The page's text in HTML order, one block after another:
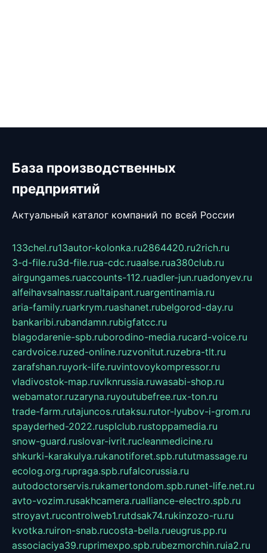
База производственных
предприятий
Актуальный каталог компаний по всей России
133chel.ru13autor-kolonka.ru2864420.ru2rich.ru
3-d-file.ru3d-file.rua-cdc.ruaalse.rua380club.ru
airgungames.ruaccounts-112.ruadler-jun.ruadonyev.ru
alfeihavsalnassr.rualtaipant.ruargentinamia.ru
aria-family.ruarkrym.ruashanet.rubelgorod-day.ru
bankaribi.rubandamn.rubigfatcc.ru
blagodarenie-spb.ruborodino-media.rucard-voice.ru
cardvoice.ruzed-online.ruzvonitut.ruzebra-tlt.ru
zarafshan.ruyork-life.ruvintovoykompressor.ru
vladivostok-map.ruvlknrussia.ruwasabi-shop.ru
webamator.ruzaryna.ruyoutubefree.rux-ton.ru
trade-farm.rutajuncos.rutaksu.rutor-lyubov-i-grom.ru
spayderhed-2022.rusplclub.rustoppamedia.ru
snow-guard.ruslovar-ivrit.rucleanmedicine.ru
shkurki-karakulya.rukanotiforet.spb.rututmassage.ru
ecolog.org.rupraga.spb.rufalcorussia.ru
autodoctorservis.rukamertondom.spb.runet-life.net.ru
avto-vozim.rusakhcamera.rualliance-electro.spb.ru
stroyavt.rucontrolweb1.rutdsak74.rukinzozo-ru.ru
kvotka.ruiron-snab.rucosta-bella.rueugrus.pp.ru
associaciya39.ruprimexpo.spb.rubezmorchin.ruia2.ru